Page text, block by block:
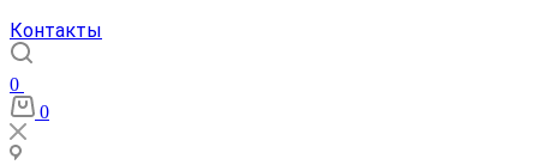
Контакты
0
0